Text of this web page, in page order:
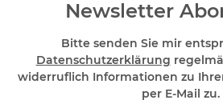
Newsletter
Bitte senden Sie mir
Datenschutzerklärung
widerruflich Informationen zu
per E-Mail zu.